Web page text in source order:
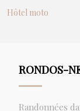
Hôtel moto
RONDOS-
Randonnées